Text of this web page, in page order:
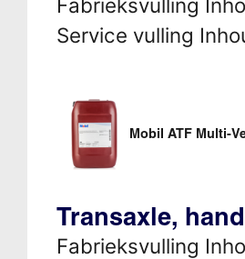
Fabrieksvulling
Service vulling
Mobil ATF Multi-
Transaxle,
Fabrieksvulling